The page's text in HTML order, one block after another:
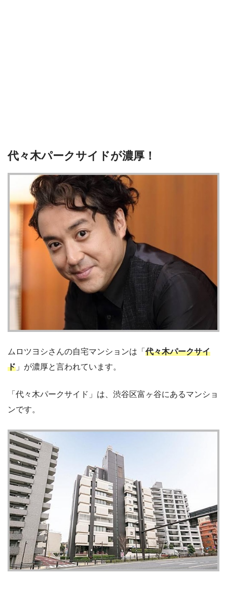
代々木パークサイドが濃厚！
ムロツヨシさんの自宅マンションは「 代々木パークサイ
ド 」が濃厚と言われています。
「代々木パークサイド」は、渋谷区富ヶ谷にあるマンショ
ンです。